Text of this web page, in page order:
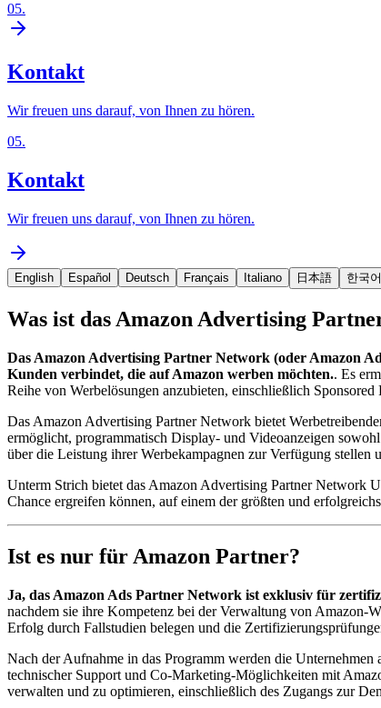
05.
Kontakt
Wir freuen uns darauf, von Ihnen zu hören.
05.
Kontakt
Wir freuen uns darauf, von Ihnen zu hören.
English Español Deutsch Français Italiano 日本語 한국어
Was ist das Amazon Advertising
Das Amazon Advertising Partner Network (oder Amazon
Kunden verbindet, die auf Amazon werben möchten.. Es
Reihe von Werbelösungen anzubieten, einschließlich
Das Amazon Advertising Partner Network bietet
ermöglicht, programmatisch Display- und Videoanzeigen
über die Leistung ihrer Werbekampagnen zur Verfügung stellen
Unterm Strich bietet das Amazon Advertising Partner Network
Chance ergreifen können, auf einem der größten und
Ist es nur für Amazon Partner?
Ja, das Amazon Ads Partner Network ist exklusiv für
nachdem sie ihre Kompetenz bei der Verwaltung von Amazon-
Erfolg durch Fallstudien belegen und die
Nach der Aufnahme in das Programm werden die
technischer Support und Co-Marketing-Möglichkeiten mit
verwalten und zu optimieren, einschließlich des Zugangs zur